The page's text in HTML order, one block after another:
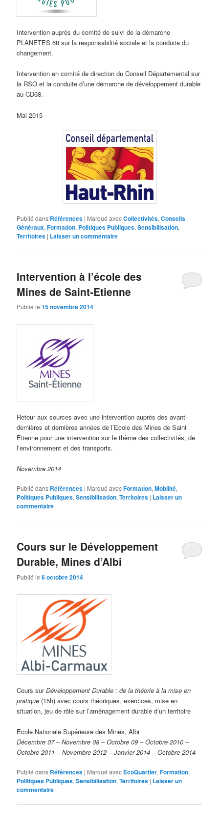
Intervention auprès du comité de suivi de la démarche
PLANETES 68 sur la responsabilité sociale et la conduite du
changement.
Intervention en comité de direction du Conseil Départemental sur
la RSO et la conduite d’une démarche de développement durable
au CD68.
Mai 2015
Publié dans Références | Marqué avecCollectivités,Conseils
Généraux,Formation, Politiques Publiques,Sensibilisation,
Territoires | Laisser un commentaire
Intervention à l’école des
Mines de Saint-Etienne
Publié le15 novembre 2014
Retour aux sources avec une intervention auprès des avant-
dernières et dernières années de l’Ecole des Mines de Saint
Etienne pour une intervention sur le thème des collectivités, de
l’environnement et des transports.
Novembre 2014
Publié dans Références | Marqué avecFormation,Mobilité,
Politiques Publiques,Sensibilisation,Territoires | Laisser un
commentaire
Cours sur le Développement
Durable, Mines d’Albi
Publié le6 octobre 2014
Cours surDéveloppement Durable : de la théorie à la mise en
pratique (15h) avec cours théoriques, exercices, mise en
situation, jeu de rôle sur l’aménagement durable d’un territoire
Ecole Nationale Supérieure des Mines, Albi
Décembre 07 – Novembre 08 – Octobre 09 – Octobre 2010 –
Octobre 2011 – Novembre 2012 – Janvier 2014 – Octobre 2014
Publié dans Références | Marqué avec EcoQuartier,Formation,
Politiques Publiques,Sensibilisation,Territoires | Laisser un
commentaire